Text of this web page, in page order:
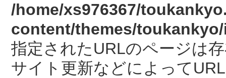
/home/xs976367/
content/themes/
指定されたURLのページは
サイト更新などによって